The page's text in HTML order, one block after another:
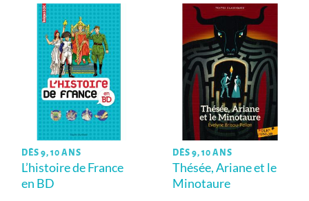
DÈS 9, 10 ANS
L’histoire de France
en BD
DÈS 9, 10 ANS
Thésée, Ariane et le
Minotaure